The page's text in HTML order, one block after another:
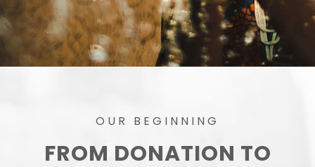
OUR BEGINNING
FROM DONATION TO